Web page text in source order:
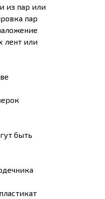
из пар или
пар
лент или
быть